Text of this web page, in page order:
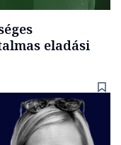
eladási